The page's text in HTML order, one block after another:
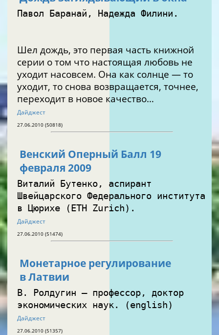
Павол Баранай, Надежда Филини.
Шел дождь, это первая часть книжной
серии о том что настоящая любовь не
уходит насовсем. Она как солнце — то
уходит, то снова возвращается, точнее,
переходит в новое качество…
Дайджест
27.06.2010 (50818)
Венский Оперный Балл 19
февраля 2009
Виталий Бутенко, аспирант
Швейцарского Федерального института
в Цюрихе (ETH Zurich).
Дайджест
27.06.2010 (51474)
Монетарное регулирование
в Латвии
В. Ролдугин — профессор, доктор
экономических наук. (english)
Дайджест
27.06.2010 (51357)